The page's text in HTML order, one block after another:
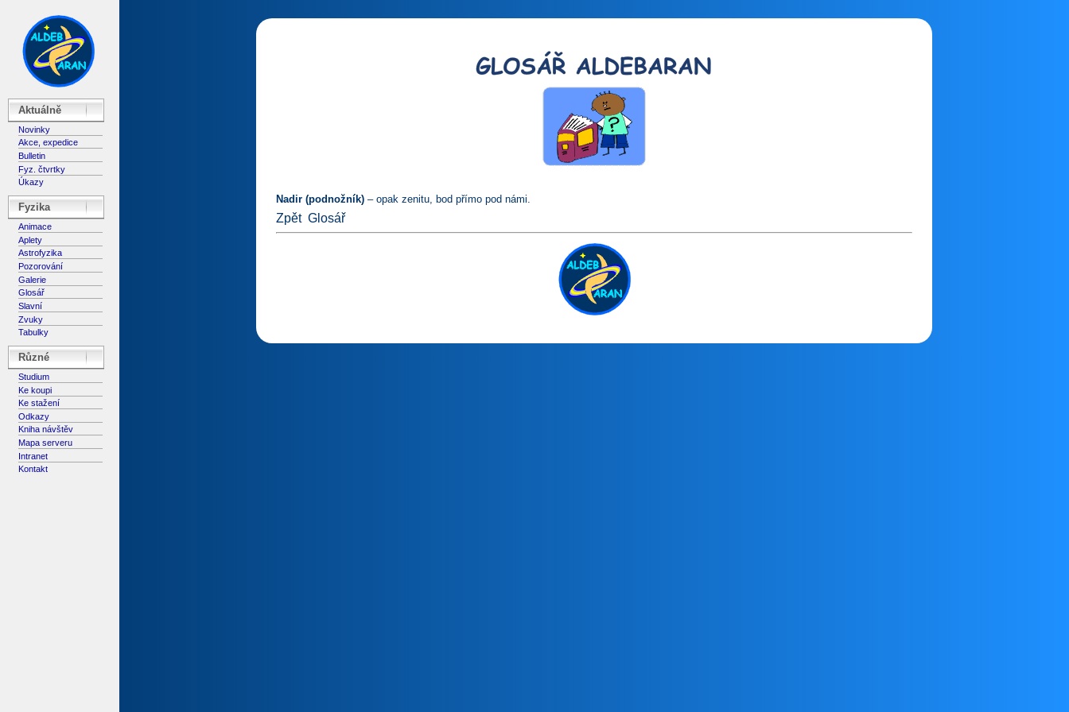
Aktuálně
Novinky
Akce, expedice
Bulletin
Fyz. čtvrtky
Úkazy
Fyzika
Animace
Aplety
Astrofyzika
Pozorování
Galerie
Glosář
Slavní
Zvuky
Tabulky
Různé
Studium
Ke koupi
Ke stažení
Odkazy
Kniha návštěv
Mapa serveru
Intranet
Kontakt
Nadir (podnožník) – opak zenitu, bod přímo pod námi.
Zpět Glosář